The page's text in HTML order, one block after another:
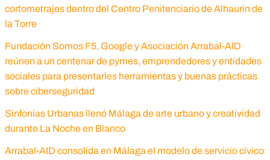
cortometrajes dentro del Centro Penitenciario de Alhaurín de
la Torre
Fundación Somos F5, Google y Asociación Arrabal-AID
reúnen a un centenar de pymes, emprendedores y entidades
sociales para presentarles herramientas y buenas prácticas
sobre ciberseguridad
Sinfonías Urbanas llenó Málaga de arte urbano y creatividad
durante La Noche en Blanco
Arrabal-AID consolida en Málaga el modelo de servicio cívico